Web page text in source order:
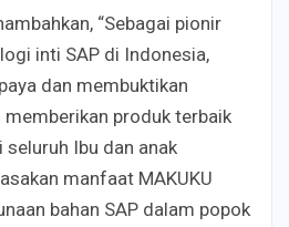
“Sebagai pionir
inti SAP di Indonesia,
dan membuktikan
produk terbaik
Ibu dan anak
manfaat MAKUKU
bahan SAP dalam popok